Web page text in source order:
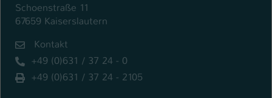
Schoenstraße 11
67659 Kaiserslautern
Kontakt
+49 (0)631 / 37 24 - 0
+49 (0)631 / 37 24 - 2105